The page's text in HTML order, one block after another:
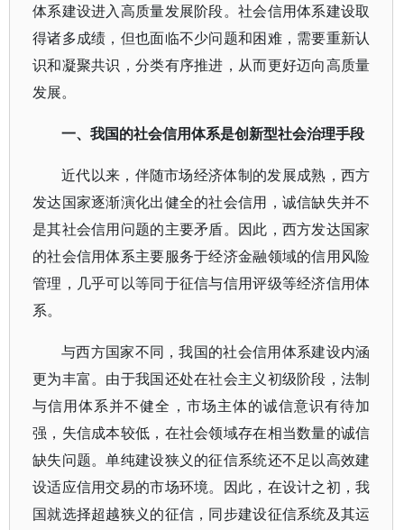
体系建设进入高质量发展阶段。社会信用体系建设取
得诸多成绩，但也面临不少问题和困难，需要重新认
识和凝聚共识，分类有序推进，从而更好迈向高质量
发展。
一、我国的社会信用体系是创新型社会治理手段
近代以来，伴随市场经济体制的发展成熟，西方
发达国家逐渐演化出健全的社会信用，诚信缺失并不
是其社会信用问题的主要矛盾。因此，西方发达国家
的社会信用体系主要服务于经济金融领域的信用风险
管理，几乎可以等同于征信与信用评级等经济信用体
系。
与西方国家不同，我国的社会信用体系建设内涵
更为丰富。由于我国还处在社会主义初级阶段，法制
与信用体系并不健全，市场主体的诚信意识有待加
强，失信成本较低，在社会领域存在相当数量的诚信
缺失问题。单纯建设狭义的征信系统还不足以高效建
设适应信用交易的市场环境。因此，在设计之初，我
国就选择超越狭义的征信，同步建设征信系统及其运